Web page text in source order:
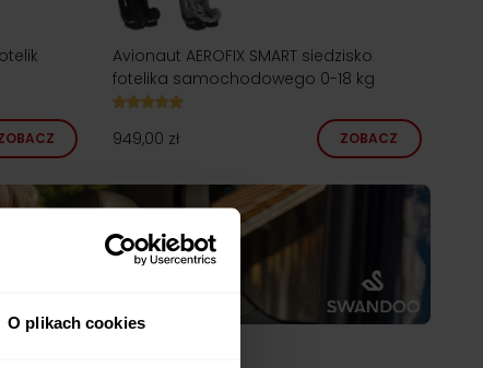
O plikach cookies
Avionaut AEROFIX SMART siedzisko
fotelika samochodowego 0-18 kg
949,00 zł ZOBACZ